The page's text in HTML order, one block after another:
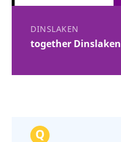
DINSLAKEN
together Dinslaken